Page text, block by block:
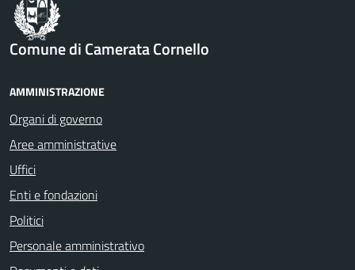
Comune di Camerata Cornello
AMMINISTRAZIONE
Organi di governo
Aree amministrative
Uffici
Enti e fondazioni
Politici
Personale amministrativo